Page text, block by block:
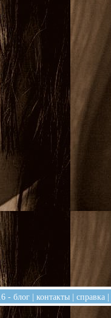
- блог | контакты | справка |